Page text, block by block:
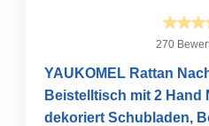
270
YAUKOMEL Rattan
Beistelltisch mit 2 Hand
dekoriert Schubladen,